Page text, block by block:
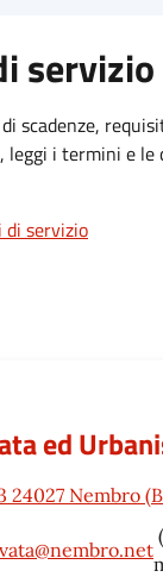
servizio
scadenze,
i termini e le
di servizio
ed
24027 Nembro